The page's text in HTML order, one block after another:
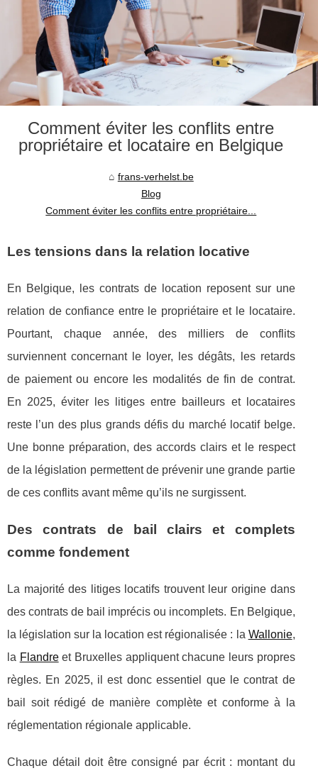
Comment éviter les conflits entre
propriétaire et locataire en Belgique
frans-verhelst.be
Blog
Comment éviter les conflits entre propriétaire...
Les tensions dans la relation locative
En Belgique, les contrats de location reposent sur une
relation de confiance entre le propriétaire et le locataire.
Pourtant, chaque année, des milliers de conflits
surviennent concernant le loyer, les dégâts, les retards
de paiement ou encore les modalités de fin de contrat.
En 2025, éviter les litiges entre bailleurs et locataires
reste l’un des plus grands défis du marché locatif belge.
Une bonne préparation, des accords clairs et le respect
de la législation permettent de prévenir une grande partie
de ces conflits avant même qu’ils ne surgissent.
Des contrats de bail clairs et complets
comme fondement
La majorité des litiges locatifs trouvent leur origine dans
des contrats de bail imprécis ou incomplets. En Belgique,
la législation sur la location est régionalisée : la Wallonie,
la Flandreet Bruxelles appliquent chacune leurs propres
règles. En 2025, il est donc essentiel que le contrat de
bail soit rédigé de manière complète et conforme à la
réglementation régionale applicable.
Chaque détail doit être consigné par écrit : montant du